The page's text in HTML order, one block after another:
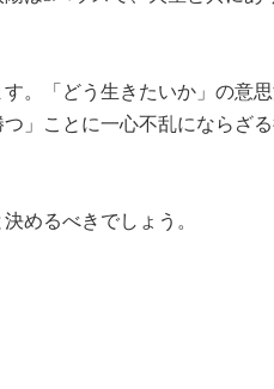
。「どう生きたいか」の意
」ことに一心不乱にならざ
めるべきでしょう。